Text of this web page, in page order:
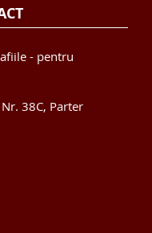
38C, Parter